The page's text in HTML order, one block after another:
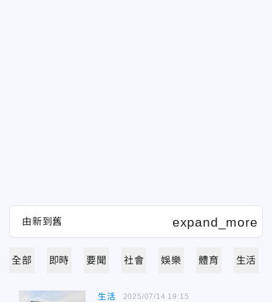
全部 即時 要聞 社會 娛樂 體育 生活
生活 2025/07/14 19:15